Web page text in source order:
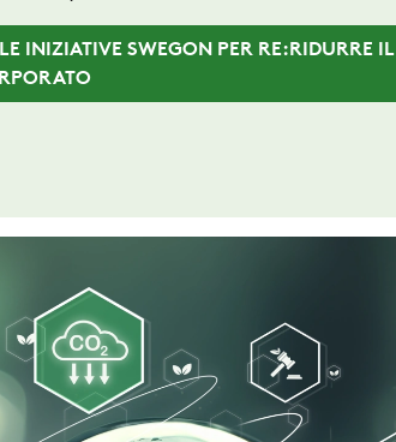
INIZIATIVE SWEGON PER RE:RIDURRE IL